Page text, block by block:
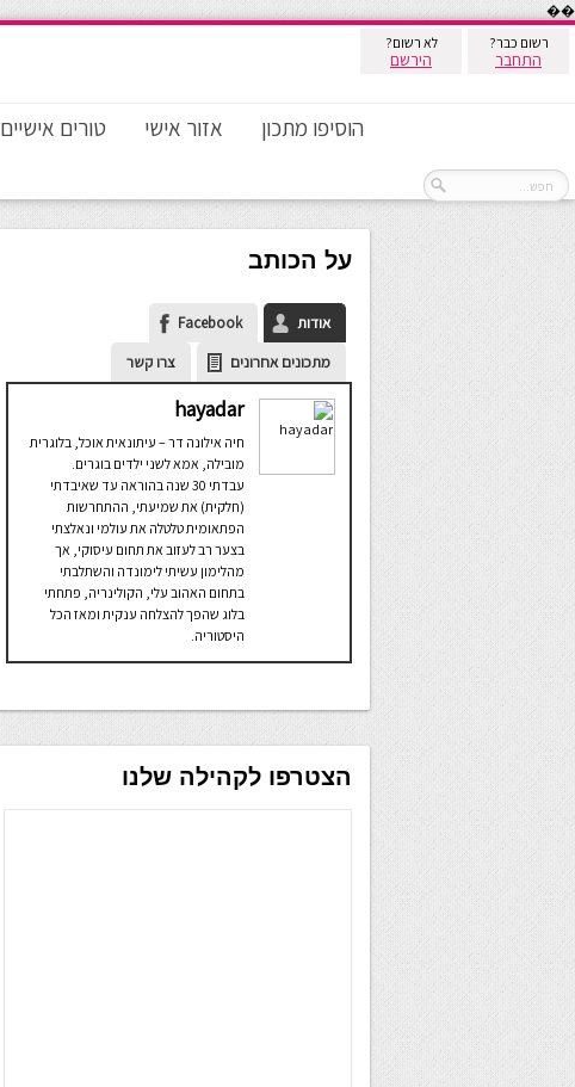
��
רשום כבר?
התחבר
לא רשום?
הירשם
הוסיפו מתכון אזור אישי טורים אישיים
על הכותב
אודות
Facebook
מתכונים אחרונים
צרו קשר
hayadar
חיה אילונה דר – עיתונאית אוכל, בלוגרית
מובילה, אמא לשני ילדים בוגרים.
עבדתי 30 שנה בהוראה עד שאיבדתי
(חלקית) את שמיעתי, ההתחרשות
הפתאומית טלטלה את עולמי ונאלצתי
בצער רב לעזוב את תחום עיסוקי, אך
מהלימון עשיתי לימונדה והשתלבתי
בתחום האהוב עלי, הקולינריה, פתחתי
בלוג שהפך להצלחה ענקית ומאז הכל
היסטוריה.
הצטרפו לקהילה שלנו